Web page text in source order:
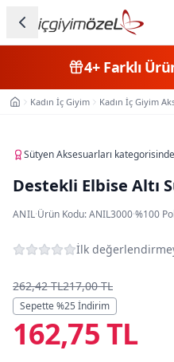
Kategorileri
Erkek
Çocuk
Fantazi
Büyük
Markalar
4+Farklı
Ana SayfaKadın İç Giyim Kadın İç Giyim
Sütyen Aksesuarları kategorisinde
Destekli Elbise Altı
ANIL·Ürün Kodu:ANIL3000·%100
İlk
262,42 TL217,00 TL
Sepette %25 İndirim
162,75 TL